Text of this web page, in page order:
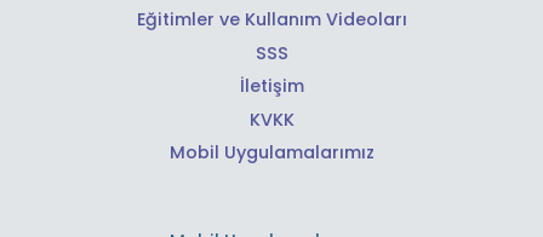
Eğitimler ve Kullanım Videoları
SSS
İletişim
KVKK
Mobil Uygulamalarımız